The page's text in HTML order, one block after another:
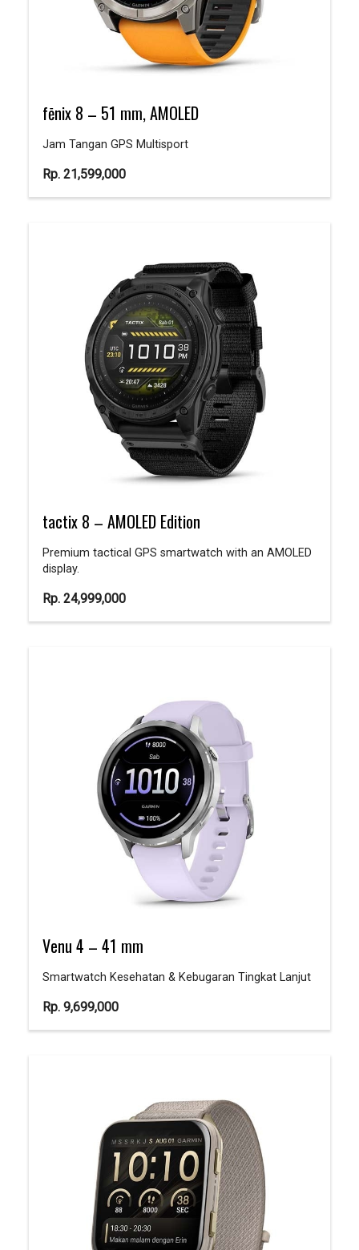
fēnix 8 – 51 mm, AMOLED
Jam Tangan GPS Multisport
Rp. 21,599,000
tactix 8 – AMOLED Edition
Premium tactical GPS smartwatch with an AMOLED
display.
Rp. 24,999,000
Venu 4 – 41 mm
Smartwatch Kesehatan & Kebugaran Tingkat Lanjut
Rp. 9,699,000